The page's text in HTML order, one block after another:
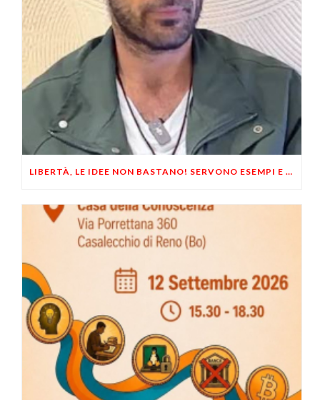
LIBERTÀ, LE IDEE NON BASTANO! SERVONO ESEMPI E UN PO’ DI COERENZA